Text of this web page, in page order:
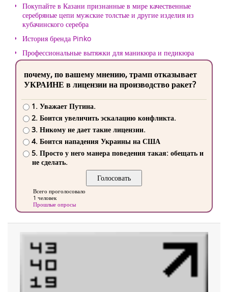
Покупайте в Казани признанные в мире качественные
серебряные цепи мужские толстые и другие изделия из
кубачинского серебра
История бренда Pinko
Профессиональные вытяжки для маникюра и педикюра
почему, по вашему мнению, трамп отказывает
УКРАИНЕ в лицензии на производство ракет?
1. Уважает Путина.
2. Боится увеличить эскалацию конфликта.
3. Никому не дает такие лицензии.
4. Боится нападения Украины на США
5. Просто у него манера поведения такая: обещать и
не сделать.
Всего проголосовало
1 человек
Прошлые опросы